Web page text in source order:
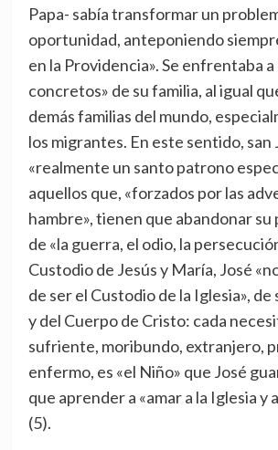
Papa- sabía transformar un
oportunidad, anteponiendo
en la Providencia». Se enfrentaba
concretos» de su familia, al igual
demás familias del mundo,
los migrantes. En este sentido, san
«realmente un santo patrono
aquellos que, «forzados por las
hambre», tienen que abandonar su
de «la guerra, el odio, la
Custodio de Jesús y María, José
de ser el Custodio de la Iglesia»,
y del Cuerpo de Cristo: cada
sufriente, moribundo, extranjero,
enfermo, es «el Niño» que José
que aprender a «amar a la Iglesia y
(5).